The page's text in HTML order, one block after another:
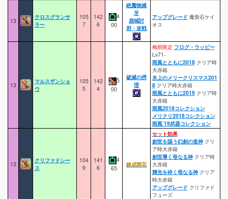
13
テロスグランサ
ラー
105
7
142
6
4
00
絶魔物滅
牙
崩城討
邪・攻戦
アップグレード 魔骨石ケイ
オス
13
マルスザンショ
ウ
105
5
142
4
5
00
破滅の摂
理
梅雨限定 フログ・ラッピー
Lv71-
雨風とともに2018クリア時
大赤箱
氷上のメリークリスマス201
8クリア時大赤箱
雨風とともに2019クリア時
大赤箱
雨風2018コレクション
メリクリ2018コレクション
雨風’19武器コレクション
13
クリファドシー
ス
104
9
141
6
4
65
錬成開花
セット効果
創世を謳う幻創の造神クリ
ア時大赤箱
創世導く母なる神クリア時
大赤箱
輝光を砕く母なる神クリア
時大赤箱
アップグレード クリファド
フューズ